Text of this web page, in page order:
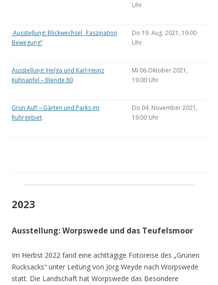
Uhr
Ausstellung: Blickwechsel „Faszination
Bewegung“
Do 19. Aug. 2021, 19:00
Uhr
Ausstellung: Helga und Karl-Heinz
Kühnapfel – Blende 80
Mi 06.Oktober 2021,
19.00 Uhr
Grün Auf! – Gärten und Parks im
Ruhrgebiet
Do 04. November 2021,
19:00 Uhr
2023
Ausstellung: Worpswede und das Teufelsmoor
Im Herbst 2022 fand eine achttägige Fotoreise des „Grünen
Rucksacks“ unter Leitung von Jörg Weyde nach Worpswede
statt. Die Landschaft hat Worpswede das Besondere